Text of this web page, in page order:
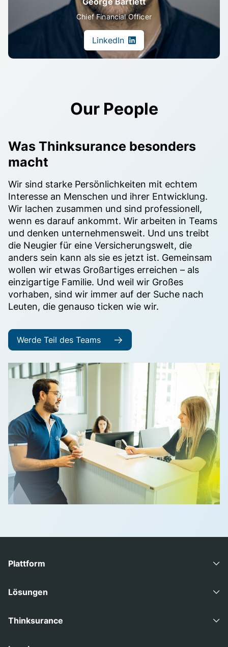
Chief Financial Officer
LinkedIn
Our People
Was Thinksurance besonders
macht
Wir sind starke Persönlichkeiten mit echtem
Interesse an Menschen und ihrer Entwicklung.
Wir lachen zusammen und sind professionell,
wenn es darauf ankommt. Wir arbeiten in Teams
und denken unternehmensweit. Und uns treibt
die Neugier für eine Versicherungswelt, die
anders sein kann als sie es jetzt ist. Gemeinsam
wollen wir etwas Großartiges erreichen – als
einzigartige Familie. Und weil wir Großes
vorhaben, sind wir immer auf der Suche nach
Leuten, die genauso ticken wie wir.
Werde Teil des Teams
Plattform
Advisory Suite
Consult Direct
Lösungen
Gewerbemakler
Thinksurance